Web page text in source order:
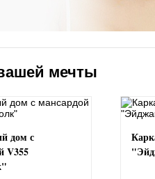
мечты
дом с
V355